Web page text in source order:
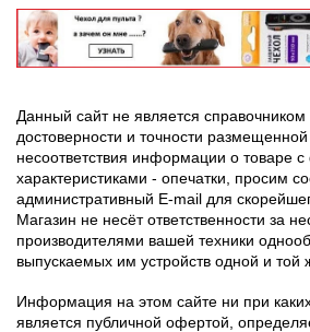
Данный сайт не является справочником
достоверности и точности
несоответствия информации о товаре с
характеристиками - опечатки, просим
административный E-mail для
Магазин не несёт ответственности за
производителями вашей техники
выпускаемых им устройств одной и той
Информация на этом сайте ни при
является публичной офертой,